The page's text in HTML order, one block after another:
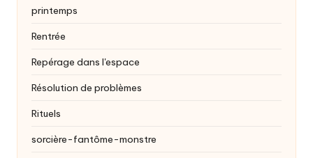
printemps
Rentrée
Repérage dans l'espace
Résolution de problèmes
Rituels
sorcière-fantôme-monstre